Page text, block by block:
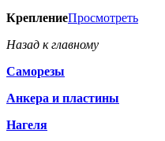
КреплениеПросмотреть
Назад к главному
Саморезы
Анкера и пластины
Нагеля